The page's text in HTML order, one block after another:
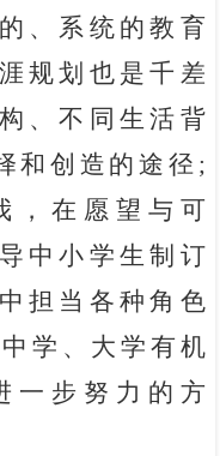
、系统的教育
规划也是千差
、不同生活背
和创造的途径;
，在愿望与可
中小学生制订
担当各种角色
学、大学有机
一步努力的方